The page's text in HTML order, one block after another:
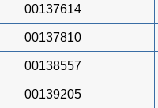
00137614
00137810
00138557
00139205